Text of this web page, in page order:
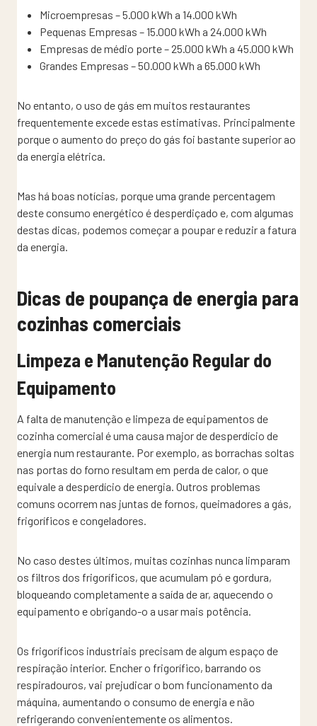
Microempresas – 5.000 kWh a 14.000 kWh
Pequenas Empresas – 15.000 kWh a 24.000 kWh
Empresas de médio porte – 25.000 kWh a 45.000 kWh
Grandes Empresas – 50.000 kWh a 65.000 kWh
No entanto, o uso de gás em muitos restaurantes
frequentemente excede estas estimativas. Principalmente
porque o aumento do preço do gás foi bastante superior ao
da energia elétrica.
Mas há boas notícias, porque uma grande percentagem
deste consumo energético é desperdiçado e, com algumas
destas dicas, podemos começar a poupar e reduzir a fatura
da energia.
Dicas de poupança de energia para
cozinhas comerciais
Limpeza e Manutenção Regular do
Equipamento
A falta de manutenção e limpeza de equipamentos de
cozinha comercial é uma causa major de desperdício de
energia num restaurante. Por exemplo, as borrachas soltas
nas portas do forno resultam em perda de calor, o que
equivale a desperdício de energia. Outros problemas
comuns ocorrem nas juntas de fornos, queimadores a gás,
frigoríficos e congeladores.
No caso destes últimos, muitas cozinhas nunca limparam
os filtros dos frigoríficos, que acumulam pó e gordura,
bloqueando completamente a saída de ar, aquecendo o
equipamento e obrigando-o a usar mais potência.
Os frigoríficos industriais precisam de algum espaço de
respiração interior. Encher o frigorífico, barrando os
respiradouros, vai prejudicar o bom funcionamento da
máquina, aumentando o consumo de energia e não
refrigerando convenientemente os alimentos.